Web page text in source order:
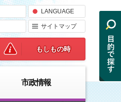
LANGUAGE
サイトマップ
もしもの時
市政情報